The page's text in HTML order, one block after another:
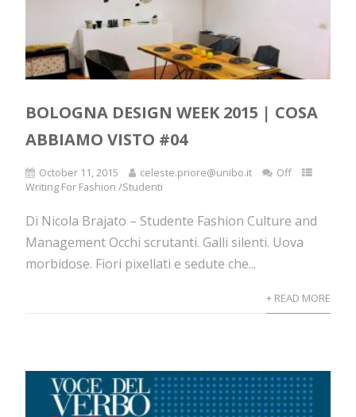
BOLOGNA DESIGN WEEK 2015 | COSA
ABBIAMO VISTO #04
October 11, 2015 celeste.priore@unibo.it
Off
Writing For Fashion /Studenti
Di Nicola Brajato – Studente Fashion Culture and
Management Occhi scrutanti. Galli silenti. Uova
morbidose. Fiori pixellati e sedute che...
+ READ MORE